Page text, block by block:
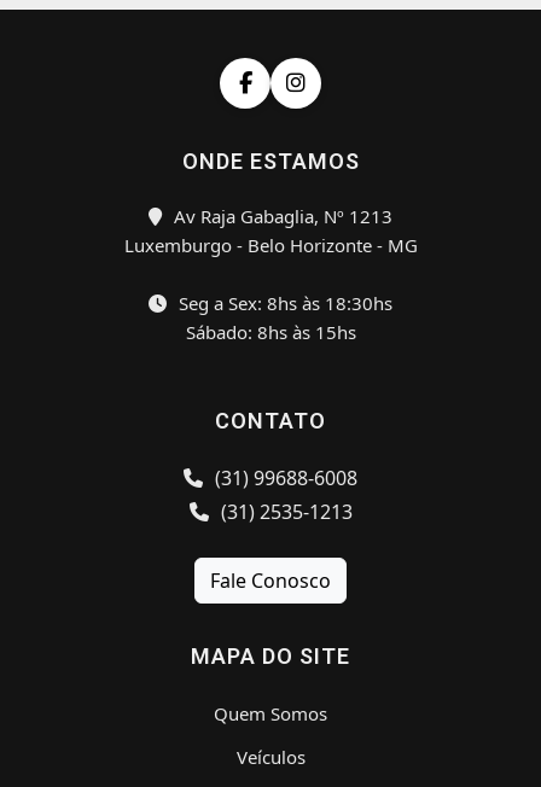
ONDE ESTAMOS
Av Raja Gabaglia, Nº 1213
Luxemburgo - Belo Horizonte - MG
Seg a Sex: 8hs às 18:30hs
Sábado: 8hs às 15hs
CONTATO
(31) 99688-6008
(31) 2535-1213
Fale Conosco
MAPA DO SITE
Quem Somos
Veículos